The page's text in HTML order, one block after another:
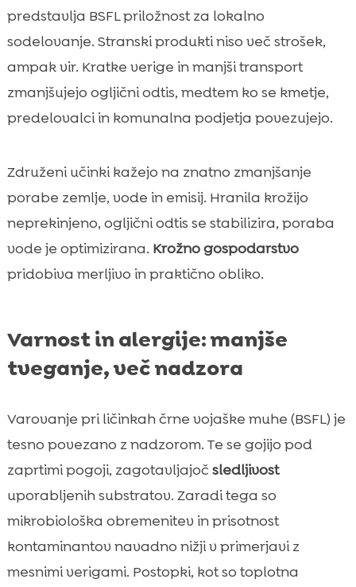
predstavlja BSFL priložnost za lokalno
sodelovanje. Stranski produkti niso več strošek,
ampak vir. Kratke verige in manjši transport
zmanjšujejo ogljični odtis, medtem ko se kmetje,
predelovalci in komunalna podjetja povezujejo.
Združeni učinki kažejo na znatno zmanjšanje
porabe zemlje, vode in emisij. Hranila krožijo
neprekinjeno, ogljični odtis se stabilizira, poraba
vode je optimizirana. Krožno gospodarstvo
pridobiva merljivo in praktično obliko.
Varnost in alergije: manjše
tveganje, več nadzora
Varovanje pri ličinkah črne vojaške muhe (BSFL) je
tesno povezano z nadzorom. Te se gojijo pod
zaprtimi pogoji, zagotavljajoč sledljivost
uporabljenih substratov. Zaradi tega so
mikrobiološka obremenitev in prisotnost
kontaminantov navadno nižji v primerjavi z
mesnimi verigami. Postopki, kot so toplotna